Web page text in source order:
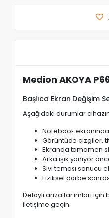
Medion AKOYA
Başlıca Ekran Değişim
Aşağıdaki durumlar
Notebook
Görüntüde çizgiler,
Ekranda tamamen
Arka ışık yanıyor
Sıvı teması
Fiziksel darbe
Detaylı arıza tanımları
iletişime geçin.